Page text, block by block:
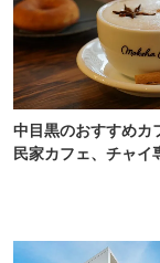
中目黒のおすすめカ
民家カフェ、チャイ